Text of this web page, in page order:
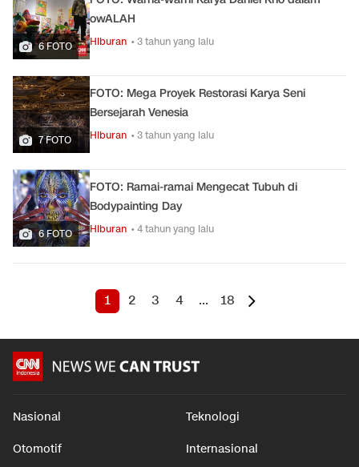
6 FOTO
owALAH
Hiburan • 3 tahun yang lalu
7 FOTO
FOTO: Mega Proyek Restorasi Karya Seni
Bersejarah Venesia
Hiburan • 3 tahun yang lalu
6 FOTO
FOTO: Ramai-ramai Mengecat Tubuh di
Bodypainting Day
Hiburan • 4 tahun yang lalu
1 2 3 4 ... 18
Nasional Teknologi
Otomotif Internasional